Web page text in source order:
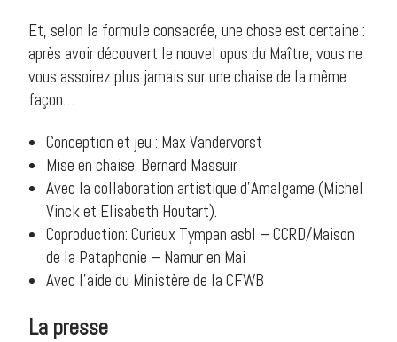
Et, selon la formule consacrée, une chose est certaine :
après avoir découvert le nouvel opus du Maître, vous ne
vous assoirez plus jamais sur une chaise de la même
façon…
Conception et jeu : Max Vandervorst
Mise en chaise: Bernard Massuir
Avec la collaboration artistique d’Amalgame (Michel
Vinck et Elisabeth Houtart).
Coproduction: Curieux Tympan asbl – CCRD/Maison
de la Pataphonie – Namur en Mai
Avec l’aide du Ministère de la CFWB
La presse